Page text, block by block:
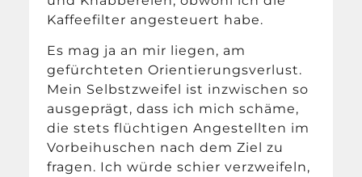
Kaffeefilter angesteuert habe.
Es mag ja an mir liegen, am
gefürchteten Orientierungsverlust.
Mein Selbstzweifel ist inzwischen so
ausgeprägt, dass ich mich schäme,
die stets flüchtigen Angestellten im
Vorbeihuschen nach dem Ziel zu
fragen. Ich würde schier verzweifeln,